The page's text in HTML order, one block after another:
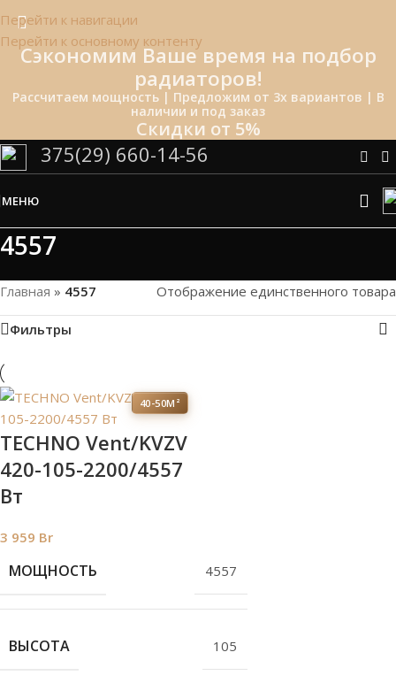
Перейти к навигации
Перейти к основному контенту
Сэкономим Ваше время на подбор
радиаторов!
Рассчитаем мощность | Предложим от 3х вариантов | В
наличии и под заказ
Скидки от 5%
375(29) 660-14-56
МЕНЮ
4557
Главная » 4557 Отображение единственного товара
Фильтры
40-50М²
TECHNO Vent/KVZV
420-105-2200/4557
Вт
3 959 Br
МОЩНОСТЬ 4557
ВЫСОТА 105